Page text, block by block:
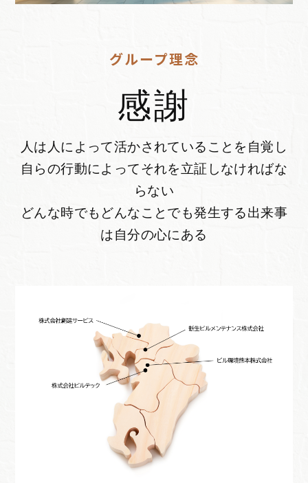
グループ理念
感謝
人は人によって活かされていることを自覚し
自らの行動によってそれを立証しなければな
らない
どんな時でもどんなことでも発生する出来事
は自分の心にある